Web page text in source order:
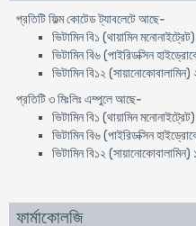
প্রতিটি ফিল্ম কোটেড ট্যাবলেটে আছে-
ভিটামিন বি১ (থায়ামিন
ভিটামিন বি৬ (পাইরিডক্সিন
ভিটামিন বি১২
প্রতিটি ৩ মিঃলিঃ এম্পুলে আছে-
ভিটামিন বি১ (থায়ামিন
ভিটামিন বি৬ (পাইরিডক্সিন
ভিটামিন বি১২
ফার্মাকোলজি